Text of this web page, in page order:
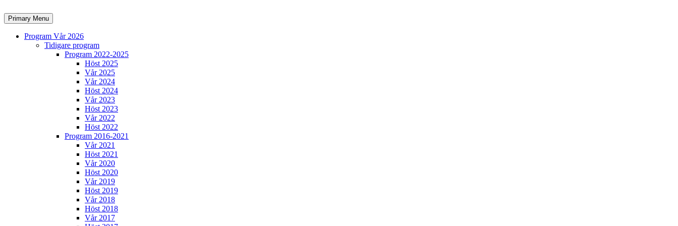
to
content
Search
Primary Menu
Program Vår 2026
Tidigare program
Program 2022-2025
Höst 2025
Vår 2025
Vår 2024
Höst 2024
Vår 2023
Höst 2023
Vår 2022
Höst 2022
Program 2016-2021
Vår 2021
Höst 2021
Vår 2020
Höst 2020
Vår 2019
Höst 2019
Vår 2018
Höst 2018
Vår 2017